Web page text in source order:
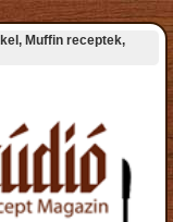
Muffin receptek,